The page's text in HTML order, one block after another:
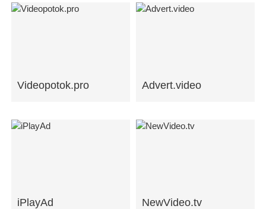
Videopotok.pro Advert.video
iPlayAd NewVideo.tv